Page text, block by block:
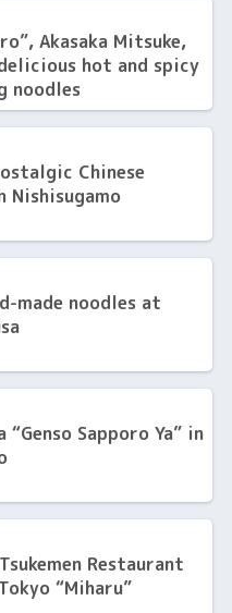
Akasaka Mitsuke,
hot and spicy
noodles
Chinese
Nishisugamo
made noodles at
“Genso Sapporo Ya” in
Restaurant
“Miharu”